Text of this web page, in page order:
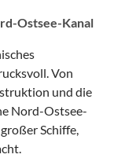
Ostsee-Kanal
Von
und die
Nord-Ostsee-
Schiffe,